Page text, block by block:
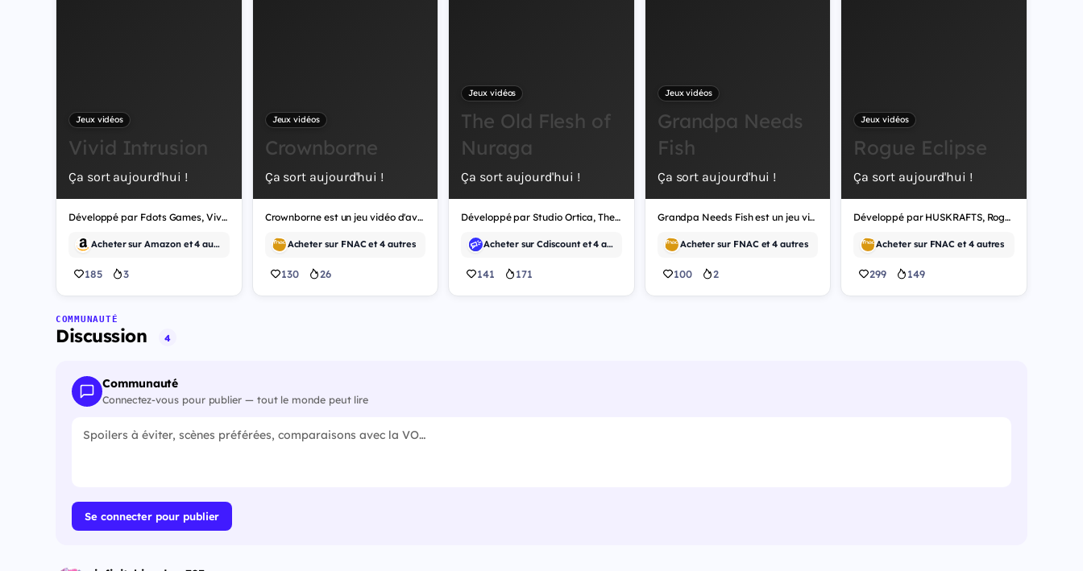
Jeux vidéos
Vivid Intrusion
Ça sort aujourd'hui !
Développé par Fdots Games, Vivid Intrusion est un jeu vidéo de tir.
Acheter sur Amazon et 4 autres
185 3
Jeux vidéos
Crownborne
Ça sort aujourd'hui !
Crownborne est un jeu vidéo d'aventure.
Acheter sur FNAC et 4 autres
130 26
Jeux vidéos
The Old Flesh of
Nuraga
Ça sort aujourd'hui !
Développé par Studio Ortica, The Old Flesh of Nuraga est un jeu vidéo d'aventure.
Acheter sur Cdiscount et 4 autres
141 171
Jeux vidéos
Grandpa Needs
Fish
Ça sort aujourd'hui !
Grandpa Needs Fish est un jeu vidéo de simulation.
Acheter sur FNAC et 4 autres
100 2
Jeux vidéos
Rogue Eclipse
Ça sort aujourd'hui !
Développé par HUSKRAFTS, Rogue Eclipse est un jeu vidéo d'indépendant.
Acheter sur FNAC et 4 autres
299 149
COMMUNAUTÉ
Discussion 4
Communauté
Connectez-vous pour publier — tout le monde peut lire
Se connecter pour publier